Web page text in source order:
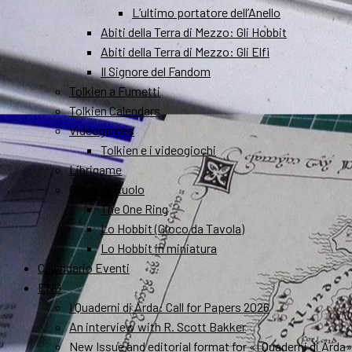
L’ultimo portatore dell’Anello
Abiti della Terra di Mezzo: Gli Hobbit
Abiti della Terra di Mezzo: Gli Elfi
Il Signore del Fandom
Tolkien a Fumetti
Tolkien Calendars
Videogames
Tolkien e i videogiochi
Librigame
Gioco di Ruolo
The One Ring
Lo Hobbit (Gioco da Tavola)
Lo Hobbit in miniatura
Calendario Eventi
ENG
I Quaderni di Arda: Call for Papers 2026
An interview with R. Scott Bakker
New Issue and editorial format for «I Quaderni di Arda»